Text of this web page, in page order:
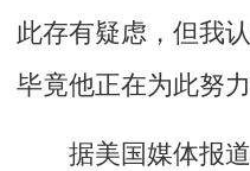
此存有疑虑，但我
毕竟他正在为此努力
据美国媒体报道